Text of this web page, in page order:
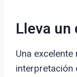
Lleva
Una
interpretación